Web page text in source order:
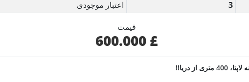
3
اعتبار موجودی
قیمت
£ 600.000